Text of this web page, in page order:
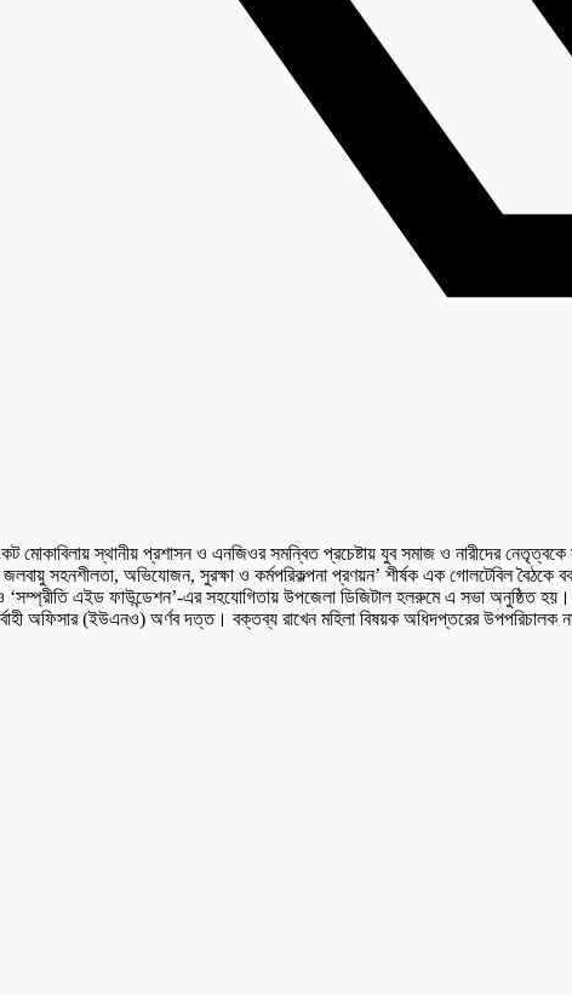
স্থানীয় প্রশাসন ও এনজিওর সমন্বিত প্রচেষ্টায় যুব সমাজ ও নারীদের নেতৃত্বকে
সহনশীলতা, অভিযোজন, সুরক্ষা ও কর্মপরিকল্পনা প্রণয়ন’ শীর্ষক এক গোলটেবিল
‘সম্প্রীতি এইড ফাউন্ডেশন’-এর সহযোগিতায় উপজেলা ডিজিটাল হলরুমে এ সভা অনুষ্ঠিত হয়।
অফিসার (ইউএনও) অর্ণব দত্ত। বক্তব্য রাখেন মহিলা বিষয়ক অধিদপ্তরের উপপরিচালক